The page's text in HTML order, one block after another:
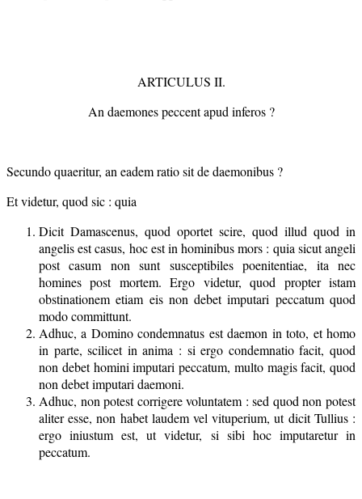
ARTICULUS II.
An daemones peccent apud inferos ?
Secundo quaeritur, an eadem ratio sit de daemonibus ?
Et videtur, quod sic : quia
Dicit Damascenus, quod oportet scire, quod illud quod in
angelis est casus, hoc est in hominibus mors : quia sicut angeli
post casum non sunt susceptibiles poenitentiae, ita nec
homines post mortem. Ergo videtur, quod propter istam
obstinationem etiam eis non debet imputari peccatum quod
modo committunt.
Adhuc, a Domino condemnatus est daemon in toto, et homo
in parte, scilicet in anima : si ergo condemnatio facit, quod
non debet homini imputari peccatum, multo magis facit, quod
non debet imputari daemoni.
Adhuc, non potest corrigere voluntatem : sed quod non potest
aliter esse, non habet laudem vel vituperium, ut dicit Tullius :
ergo iniustum est, ut videtur, si sibi hoc imputaretur in
peccatum.